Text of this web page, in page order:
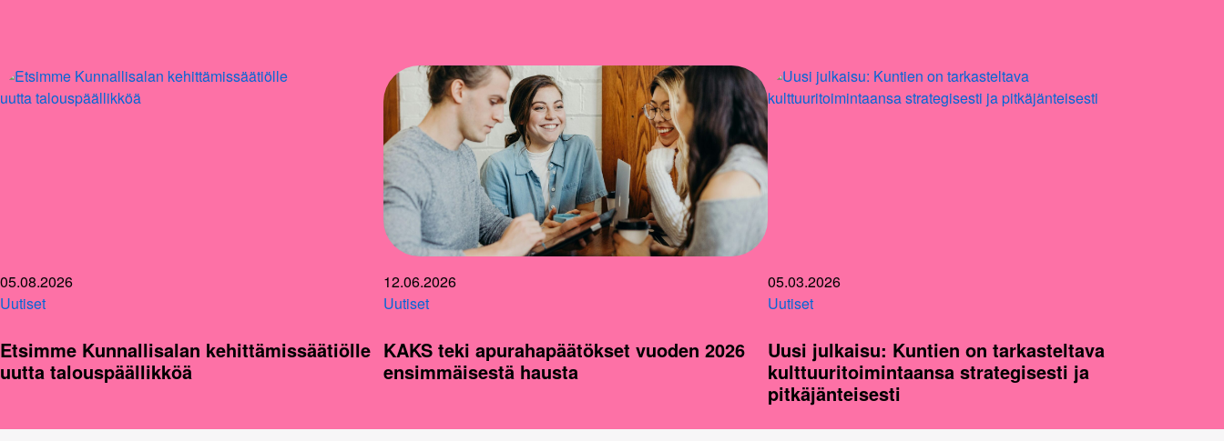
05.08.2026
Uutiset
Etsimme Kunnallisalan kehittämissäätiölle
uutta talouspäällikköä
12.06.2026
Uutiset
KAKS teki apurahapäätökset vuoden 2026
ensimmäisestä hausta
05.03.2026
Uutiset
Uusi julkaisu: Kuntien on tarkasteltava
kulttuuritoimintaansa strategisesti ja
pitkäjänteisesti